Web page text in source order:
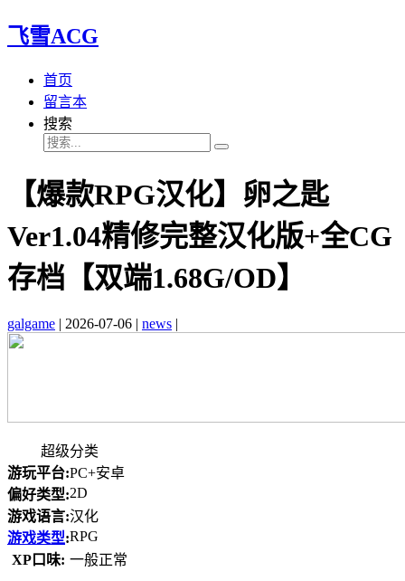
飞雪ACG
首页
留言本
搜索
【爆款RPG汉化】卵之匙
Ver1.04精修完整汉化版+全CG
存档【双端1.68G/OD】
galgame | 2026-07-06 | news |
超级分类
游玩平台:PC+安卓
偏好类型:2D
游戏语言:汉化
游戏类型:RPG
XP口味: 一般正常